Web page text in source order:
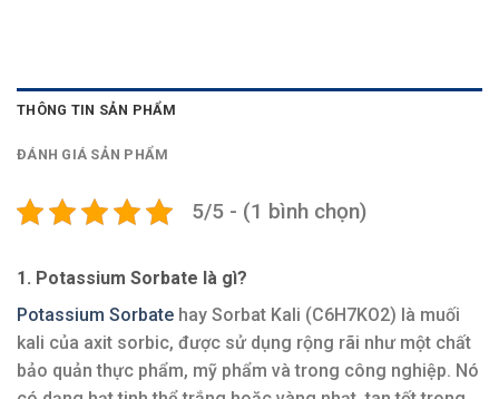
THÔNG TIN SẢN PHẨM
ĐÁNH GIÁ SẢN PHẨM
5/5 - (1 bình chọn)
1. Potassium Sorbate là gì?
Potassium Sorbate hay Sorbat Kali (C6H7KO2) là muối
kali của axit sorbic, được sử dụng rộng rãi như một chất
bảo quản thực phẩm, mỹ phẩm và trong công nghiệp. Nó